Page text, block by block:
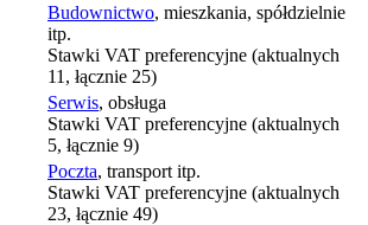
Budownictwo, mieszkania, spółdzielnie
itp.
Stawki VAT preferencyjne (aktualnych
11, łącznie 25)
Serwis, obsługa
Stawki VAT preferencyjne (aktualnych
5, łącznie 9)
Poczta, transport itp.
Stawki VAT preferencyjne (aktualnych
23, łącznie 49)